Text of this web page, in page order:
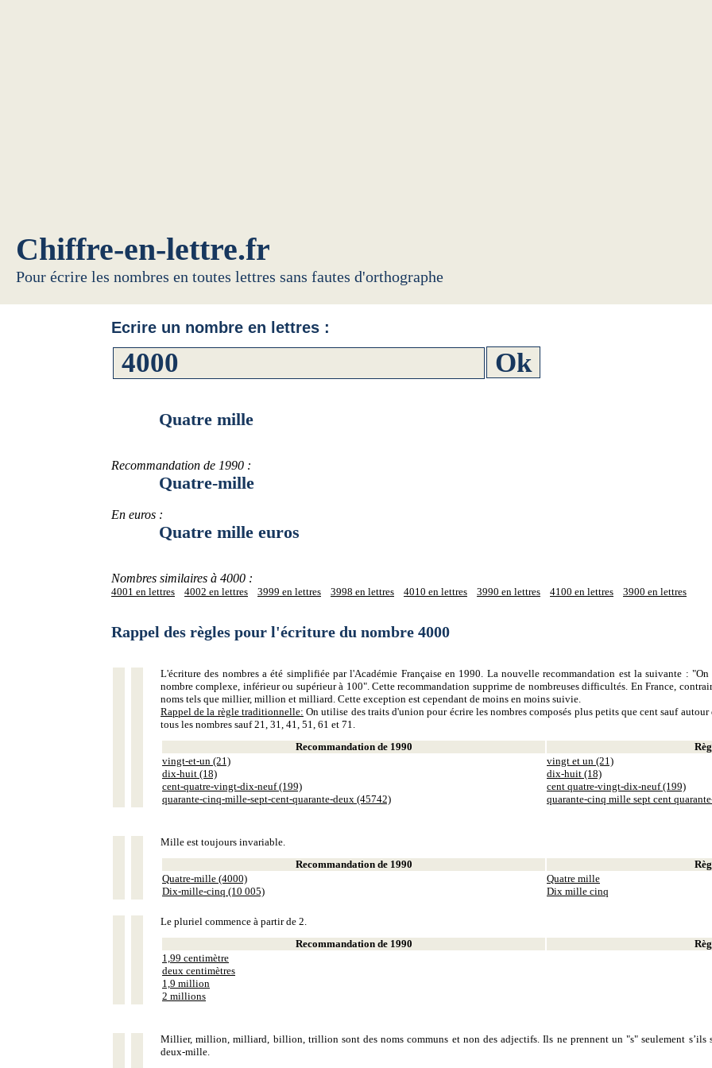
Chiffre-en-lettre.fr
Pour écrire les nombres en toutes lettres sans fautes d'orthographe
Ecrire un nombre en lettres :
Quatre mille
Recommandation de 1990 :
Quatre-mille
En euros :
Quatre mille euros
Nombres similaires à 4000 :
4001 en lettres 4002 en lettres 3999 en lettres 3998 en lettres 4010 en lettres 3990 en lettres 4100 en lettres 3900 en lettres
Rappel des règles pour l'écriture du nombre 4000
L'écriture des nombres a été simplifiée par l'Académie Française en 1990. La nouvelle recommandation est la suivante :
nombre complexe, inférieur ou supérieur à 100". Cette recommandation supprime de nombreuses difficultés. En France,
noms tels que millier, million et milliard. Cette exception est cependant de moins en moins suivie.
Rappel de la règle traditionnelle: On utilise des traits d'union pour écrire les nombres composés plus petits que cent sauf
tous les nombres sauf 21, 31, 41, 51, 61 et 71.
Recommandation de 1990
vingt-et-un (21)
dix-huit (18)
cent-quatre-vingt-dix-neuf (199)
quarante-cinq-mille-sept-cent-quarante-deux (45742)
vingt et un (21)
dix-huit (18)
cent quatre-vingt-dix-neuf (199)
quarante-cinq mille sept cent
Mille est toujours invariable.
Recommandation de 1990
Quatre-mille (4000)
Dix-mille-cinq (10 005)
Quatre mille
Dix mille cinq
Le pluriel commence à partir de 2.
Recommandation de 1990
1,99 centimètre
deux centimètres
1,9 million
2 millions
Millier, million, milliard, billion, trillion sont des noms communs et non des adjectifs. Ils ne prennent un "s" seulement
deux-mille.